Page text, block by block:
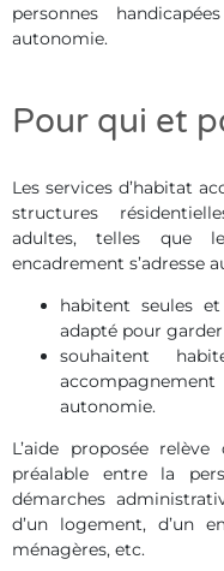
personnes
autonomie.
Pour qui et
Les services d’habitat
structures
adultes, telles que
encadrement s’adresse
habitent seules
adapté pour
souhaitent
autonomie.
L’aide proposée
préalable entre la
démarches
d’un logement, d’un
ménagères, etc.